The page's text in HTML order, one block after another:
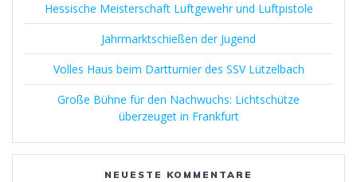
Hessische Meisterschaft Luftgewehr und Luftpistole
Jahrmarktschießen der Jugend
Volles Haus beim Dartturnier des SSV Lützelbach
Große Bühne für den Nachwuchs: Lichtschütze
überzeuget in Frankfurt
NEUESTE KOMMENTARE